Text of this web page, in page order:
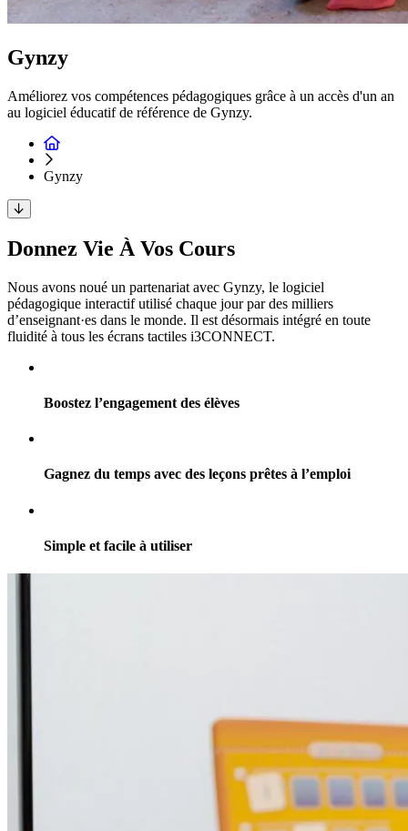
Gynzy
Améliorez vos compétences pédagogiques grâce à un accès d'un an
au logiciel éducatif de référence de Gynzy.
Gynzy
Donnez Vie À Vos Cours
Nous avons noué un partenariat avec Gynzy, le logiciel
pédagogique interactif utilisé chaque jour par des milliers
d’enseignant·es dans le monde. Il est désormais intégré en toute
fluidité à tous les écrans tactiles i3CONNECT.
Boostez l’engagement des élèves
Gagnez du temps avec des leçons prêtes à l’emploi
Simple et facile à utiliser